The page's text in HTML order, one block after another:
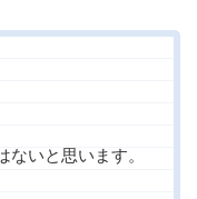
いと思います。